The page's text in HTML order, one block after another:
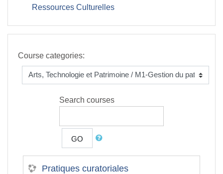
Ressources Culturelles
Course categories:
Search courses
GO
Pratiques curatoriales